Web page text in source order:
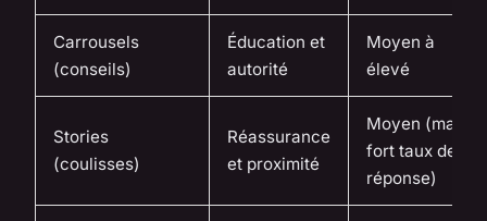
Carrousels
(conseils)
Éducation et
autorité
Moyen à
élevé
Stories
(coulisses)
Réassurance
et proximité
Moyen (mais
fort taux de
réponse)